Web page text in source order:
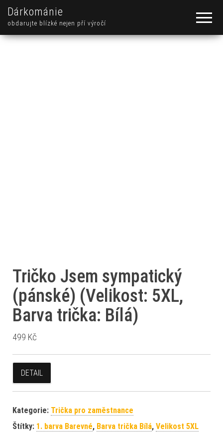
Dárkománie
obdarujte blízké nejen pří výročí
Tričko Jsem sympatický
(pánské) (Velikost: 5XL,
Barva trička: Bílá)
499 Kč
DETAIL
Kategorie: Trička pro zaměstnance
Štítky: 1. barva Barevné, Barva trička Bílá, Velikost 5XL